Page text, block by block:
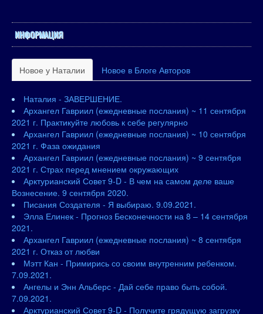
ИНФОРМАЦИЯ
Новое у Наталии Новое в Блоге Авторов
Наталия - ЗАВЕРШЕНИЕ.
Архангел Гавриил (ежедневные послания) ~ 11 сентября
2021 г. Практикуйте любовь к себе регулярно
Архангел Гавриил (ежедневные послания) ~ 10 сентября
2021 г. Фаза ожидания
Архангел Гавриил (ежедневные послания) ~ 9 сентября
2021 г. Страх перед мнением окружающих
Арктурианский Совет 9-D - В чем на самом деле ваше
Вознесение. 9 сентября 2020.
Писания Создателя - Я выбираю. 9.09.2021.
Элла Елинек - Прогноз Бесконечности на 8 – 14 сентября
2021.
Архангел Гавриил (ежедневные послания) ~ 8 сентября
2021 г. Отказ от любви
Мэтт Кан - Примирись со своим внутренним ребенком.
7.09.2021.
Ангелы и Энн Альберс - Дай себе право быть собой.
7.09.2021.
Арктурианский Совет 9-D - Получите грядущую загрузку